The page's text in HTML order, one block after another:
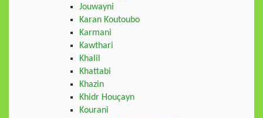
Jouwayni
Karan Koutoubo
Karmani
Kawthari
Khalil
Khattabi
Khazin
Khidr Houçayn
Kourani